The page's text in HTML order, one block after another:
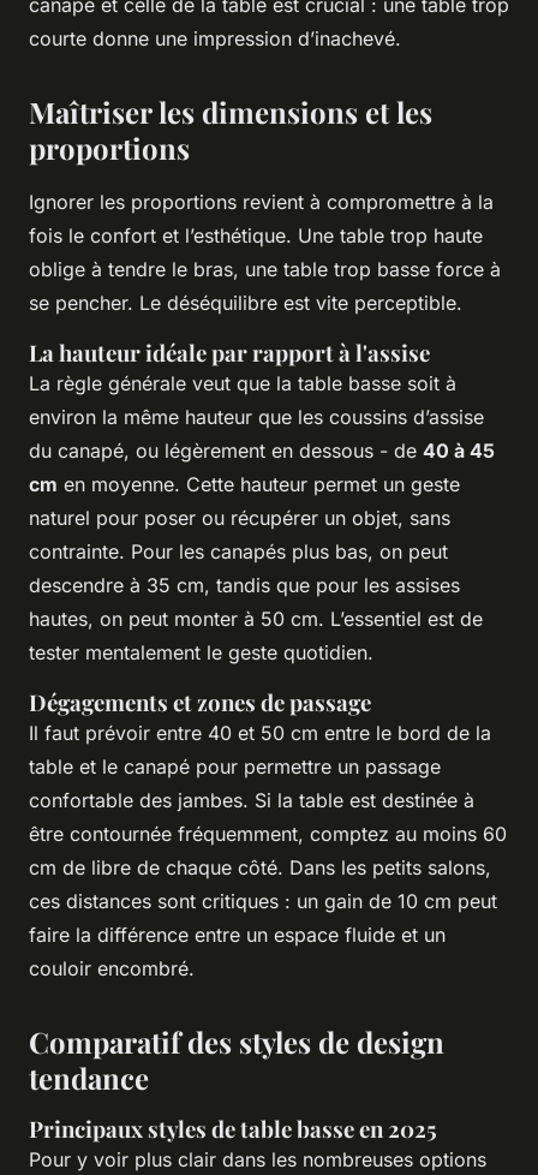
courte donne une impression d’inachevé.
Maîtriser les dimensions et les
proportions
Ignorer les proportions revient à compromettre à la
fois le confort et l’esthétique. Une table trop haute
oblige à tendre le bras, une table trop basse force à
se pencher. Le déséquilibre est vite perceptible.
La hauteur idéale par rapport à l'assise
La règle générale veut que la table basse soit à
environ la même hauteur que les coussins d’assise
du canapé, ou légèrement en dessous - de 40 à 45
cm en moyenne. Cette hauteur permet un geste
naturel pour poser ou récupérer un objet, sans
contrainte. Pour les canapés plus bas, on peut
descendre à 35 cm, tandis que pour les assises
hautes, on peut monter à 50 cm. L’essentiel est de
tester mentalement le geste quotidien.
Dégagements et zones de passage
Il faut prévoir entre 40 et 50 cm entre le bord de la
table et le canapé pour permettre un passage
confortable des jambes. Si la table est destinée à
être contournée fréquemment, comptez au moins 60
cm de libre de chaque côté. Dans les petits salons,
ces distances sont critiques : un gain de 10 cm peut
faire la différence entre un espace fluide et un
couloir encombré.
Comparatif des styles de design
tendance
Principaux styles de table basse en 2025
Pour y voir plus clair dans les nombreuses options